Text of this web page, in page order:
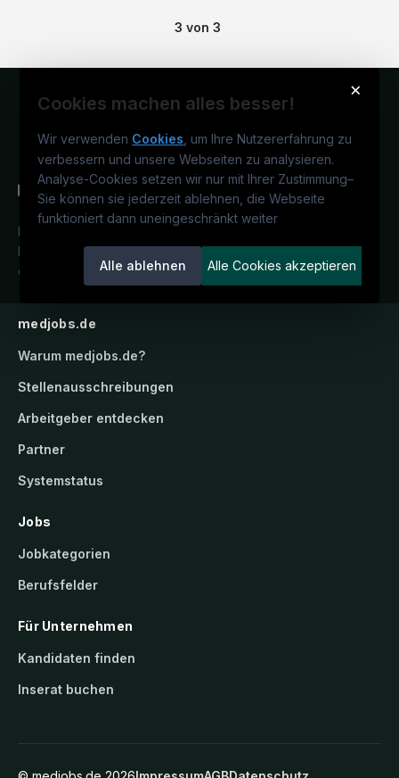
3 von 3
×
Cookies machen alles besser!
Wir verwenden Cookies, um Ihre Nutzererfahrung zu
verbessern und unsere Webseiten zu analysieren.
Analyse-Cookies setzen wir nur mit Ihrer Zustimmung–
Sie können sie jederzeit ablehnen, die Webseite
funktioniert dann uneingeschränkt weiter
Alle ablehnen Alle Cookies akzeptieren
Karriereportal.
candidatis GmbH.
medjobs.de
Warum medjobs.de?
Stellenausschreibungen
Arbeitgeber entdecken
Partner
Systemstatus
Jobs
Jobkategorien
Berufsfelder
Für Unternehmen
Kandidaten finden
Inserat buchen